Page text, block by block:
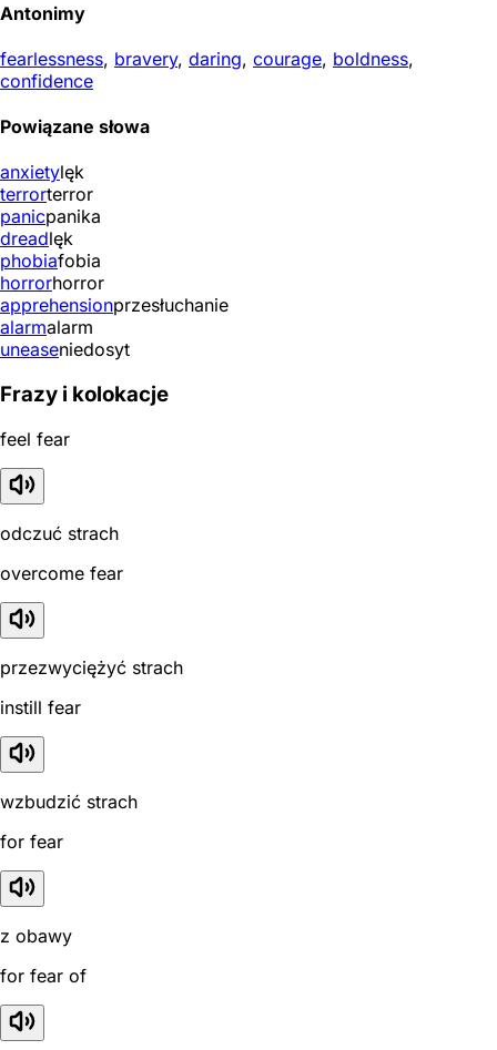
Antonimy
fearlessness, bravery, daring, courage, boldness,
confidence
Powiązane słowa
anxietylęk
terrorterror
panicpanika
dreadlęk
phobiafobia
horrorhorror
apprehensionprzesłuchanie
alarmalarm
uneaseniedosyt
Frazy i kolokacje
feel fear
odczuć strach
overcome fear
przezwyciężyć strach
instill fear
wzbudzić strach
for fear
z obawy
for fear of